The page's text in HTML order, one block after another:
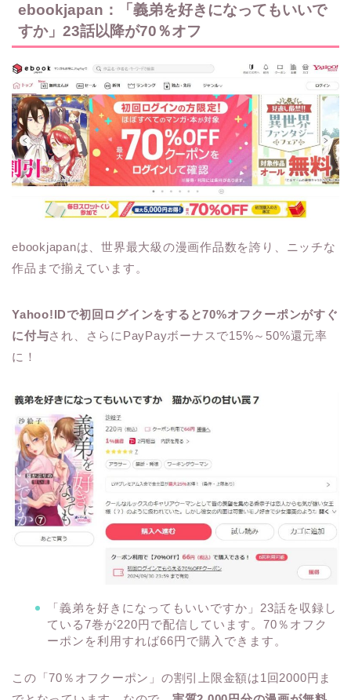
ebookjapan：「義弟を好きになってもいいで
すか」23話以降が70％オフ
ebookjapanは、世界最大級の漫画作品数を誇り、ニッチな
作品まで揃えています。
Yahoo!IDで初回ログインをすると70%オフクーポンがすぐ
に付与され、さらにPayPayボーナスで15%～50%還元率
に！
「義弟を好きになってもいいですか」23話を収録し
ている7巻が220円で配信しています。70％オフク
ーポンを利用すれば66円で購入できます。
この「70％オフクーポン」の割引上限金額は1回2000円ま